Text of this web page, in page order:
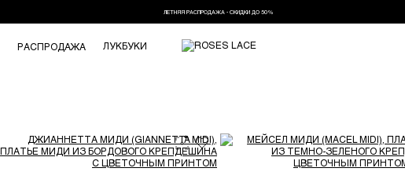
ЛЕТНЯЯ РАСПРОДАЖА - СКИДКИ ДО 50%
РАСПРОДАЖА ЛУКБУКИ